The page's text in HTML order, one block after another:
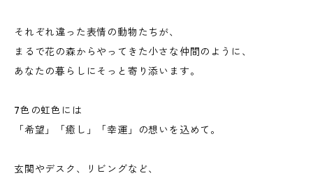
それぞれ違った表情の動物たちが、
まるで花の森からやってきた小さな仲間のように、
あなたの暮らしにそっと寄り添います。
7色の虹色には
「希望」「癒し」「幸運」の想いを込めて。
玄関やデスク、リビングなど、